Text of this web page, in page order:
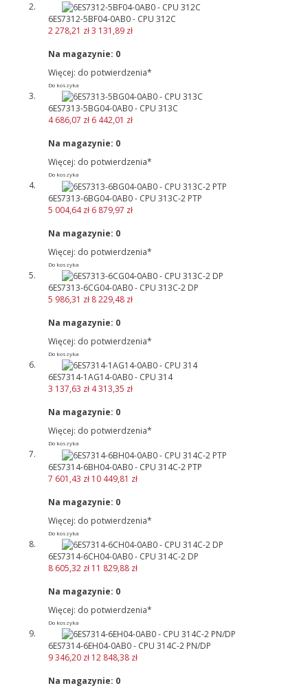
6ES7312-5BF04-0AB0 - CPU 312C
2 278,21 zł3 131,89 zł
Na magazynie: 0
Więcej: do potwierdzenia*
Do koszyka
6ES7313-5BG04-0AB0 - CPU 313C
4 686,07 zł 6 442,01 zł
Na magazynie: 0
Więcej: do potwierdzenia*
Do koszyka
6ES7313-6BG04-0AB0 - CPU 313C-2 PTP
5 004,64 zł 6 879,97 zł
Na magazynie: 0
Więcej: do potwierdzenia*
Do koszyka
6ES7313-6CG04-0AB0 - CPU 313C-2 DP
5 986,31 zł 8 229,48 zł
Na magazynie: 0
Więcej: do potwierdzenia*
Do koszyka
6ES7314-1AG14-0AB0 - CPU 314
3 137,63 zł 4 313,35 zł
Na magazynie: 0
Więcej: do potwierdzenia*
Do koszyka
6ES7314-6BH04-0AB0 - CPU 314C-2 PTP
7 601,43 zł 10 449,81 zł
Na magazynie: 0
Więcej: do potwierdzenia*
Do koszyka
6ES7314-6CH04-0AB0 - CPU 314C-2 DP
8 605,32 zł 11 829,88 zł
Na magazynie: 0
Więcej: do potwierdzenia*
Do koszyka
6ES7314-6EH04-0AB0 - CPU 314C-2 PN/DP
9 346,20 zł 12 848,38 zł
Na magazynie: 0